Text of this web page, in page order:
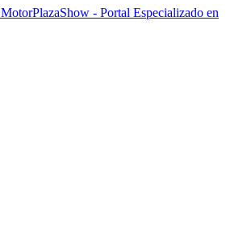
MotorPlazaShow - Portal Especializado en